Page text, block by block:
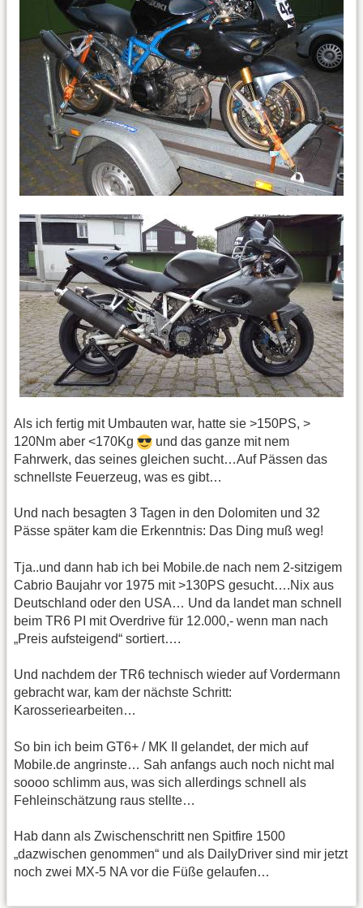
Als ich fertig mit Umbauten war, hatte sie >150PS, >
120Nm aber <170Kg
und das ganze mit nem
Fahrwerk, das seines gleichen sucht…Auf Pässen das
schnellste Feuerzeug, was es gibt…
Und nach besagten 3 Tagen in den Dolomiten und 32
Pässe später kam die Erkenntnis: Das Ding muß weg!
Tja..und dann hab ich bei Mobile.de nach nem 2-sitzigem
Cabrio Baujahr vor 1975 mit >130PS gesucht….Nix aus
Deutschland oder den USA… Und da landet man schnell
beim TR6 PI mit Overdrive für 12.000,- wenn man nach
„Preis aufsteigend“ sortiert….
Und nachdem der TR6 technisch wieder auf Vordermann
gebracht war, kam der nächste Schritt:
Karosseriearbeiten…
So bin ich beim GT6+ / MK II gelandet, der mich auf
Mobile.de angrinste… Sah anfangs auch noch nicht mal
soooo schlimm aus, was sich allerdings schnell als
Fehleinschätzung raus stellte…
Hab dann als Zwischenschritt nen Spitfire 1500
„dazwischen genommen“ und als DailyDriver sind mir jetzt
noch zwei MX-5 NA vor die Füße gelaufen…